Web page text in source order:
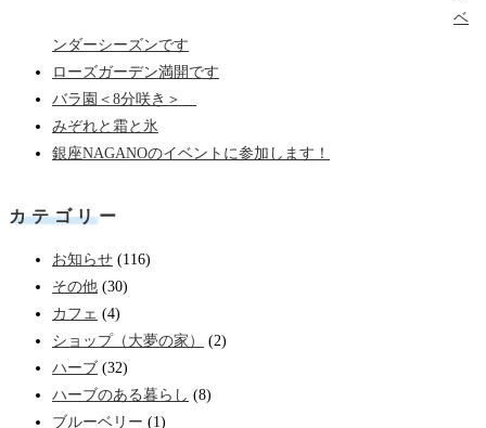
ベ
ンダーシーズンです
ローズガーデン満開です
バラ園＜8分咲き＞
みぞれと霜と氷
銀座NAGANOのイベントに参加します！
カテゴリー
お知らせ (116)
その他 (30)
カフェ (4)
ショップ（大夢の家）
(2)
ハーブ (32)
ハーブのある暮らし (8)
ブルーベリー (1)